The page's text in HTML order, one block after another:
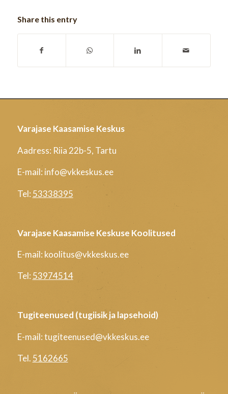
Share this entry
Varajase Kaasamise Keskus
Aadress: Riia 22b-5, Tartu
E-mail: info@vkkeskus.ee
Tel: 53338395
Varajase Kaasamise Keskuse Koolitused
E-mail: koolitus@vkkeskus.ee
Tel: 53974514
Tugiteenused (tugiisik ja lapsehoid)
E-mail: tugiteenused@vkkeskus.ee
Tel. 5162665